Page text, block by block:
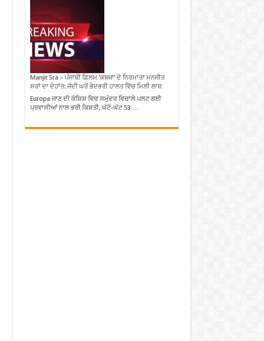
Manjit Sra – ਪੰਜਾਬੀ ਫ਼ਿਲਮ ‘ਕਬਜ਼ਾ’ ਦੇ ਨਿਰਮਾਤਾ ਮਨਜੀਤ
ਸਰਾਂ ਦਾ ਦੇਹਾਂਤ: ਜੱਦੀ ਘਰੋਂ ਭੇਦਭਰੀ ਹਾਲਤ ਵਿੱਚ ਮਿਲੀ ਲਾਸ਼
Europe ਜਾਣ ਦੀ ਕੋਸ਼ਿਸ਼ ਵਿਚ ਸਮੁੰਦਰ ਵਿਚਾਲੇ ਪਲਟ ਗਈ
ਪ੍ਰਵਾਸੀਆਂ ਨਾਲ ਭਰੀ ਕਿਸ਼ਤੀ, ਘੱਟੋ-ਘੱਟ 53 …